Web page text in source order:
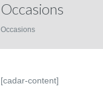
Occasions
Occasions
[cadar-content]